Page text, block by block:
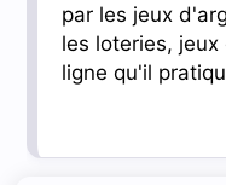
par les jeux
les loteries,
ligne qu'il